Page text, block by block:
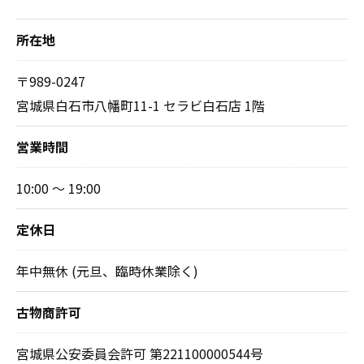
所在地
〒989-0247
宮城県白石市八幡町11-1 セラビ白石店 1階
営業時間
10:00 ～ 19:00
定休日
年中無休 (元旦、臨時休業除く)
古物商許可
宮城県公安委員会許可 第221100000544号